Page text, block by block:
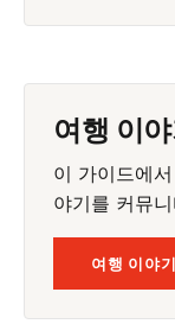
여행 이
이 가이드에
야기를 커뮤
여행 이야